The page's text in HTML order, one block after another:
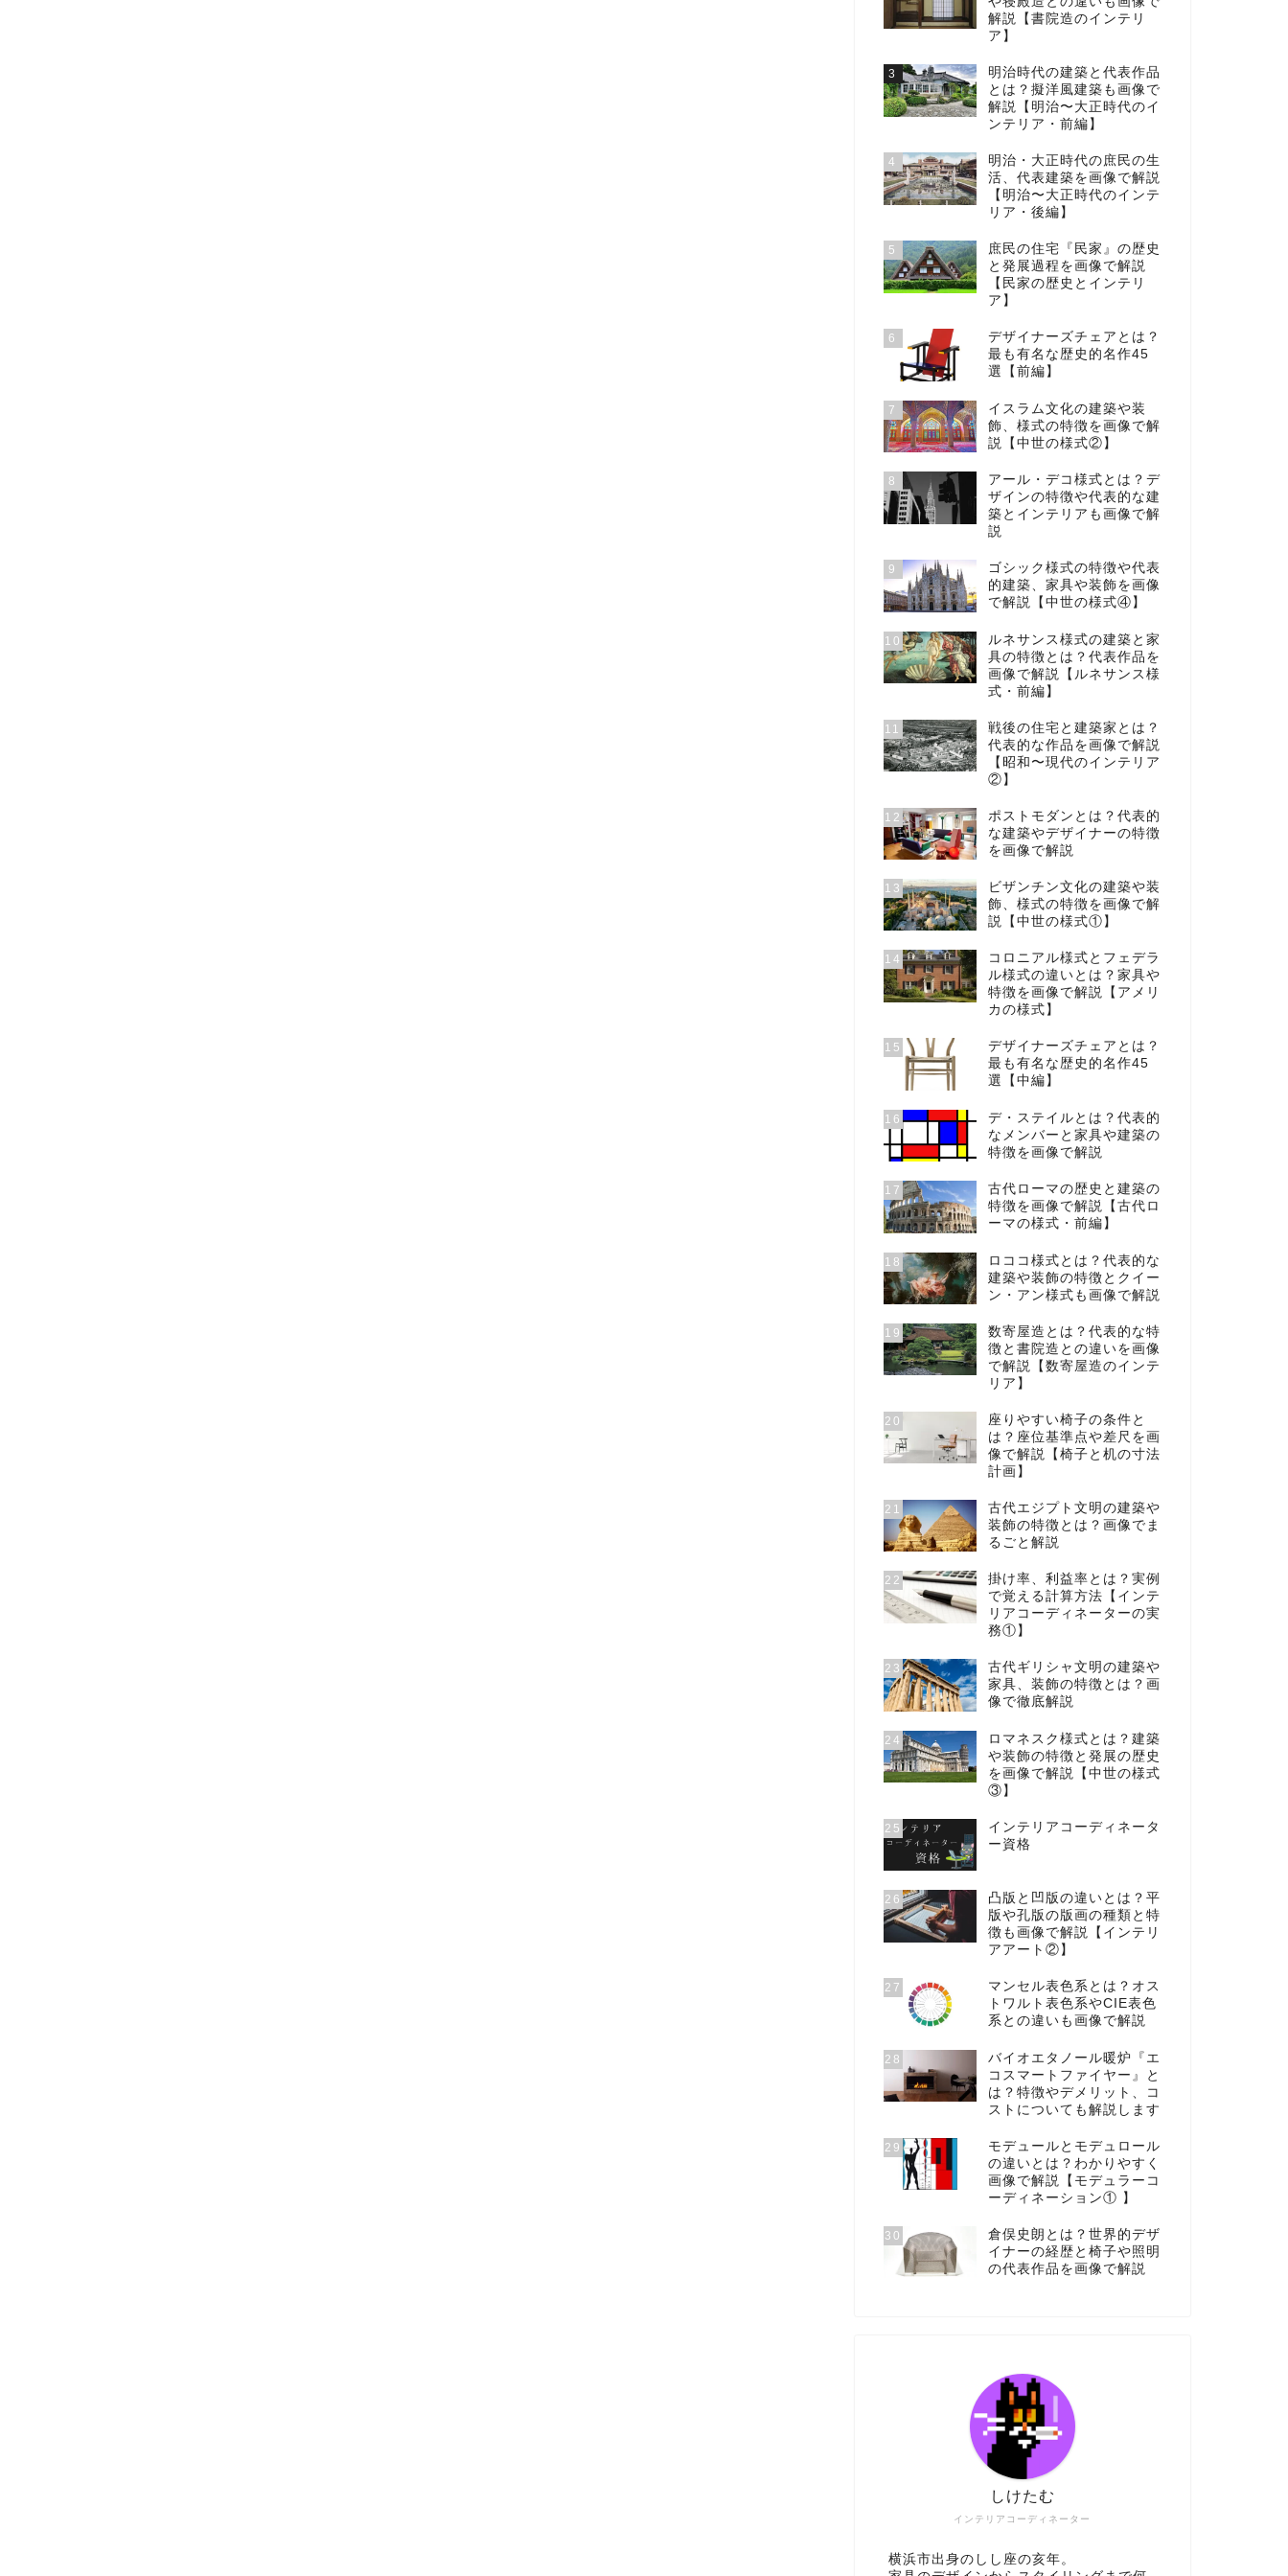
解説【書院造のインテリ
ア】
3
明治時代の建築と代表作品
とは？擬洋風建築も画像で
解説【明治〜大正時代のイ
ンテリア・前編】
4
明治・大正時代の庶民の生
活、代表建築を画像で解説
【明治〜大正時代のインテ
リア・後編】
5
庶民の住宅『民家』の歴史
と発展過程を画像で解説
【民家の歴史とインテリ
ア】
6
デザイナーズチェアとは？
最も有名な歴史的名作45
選【前編】
7
イスラム文化の建築や装
飾、様式の特徴を画像で解
説【中世の様式②】
8
アール・デコ様式とは？デ
ザインの特徴や代表的な建
築とインテリアも画像で解
説
9
ゴシック様式の特徴や代表
的建築、家具や装飾を画像
で解説【中世の様式④】
10
ルネサンス様式の建築と家
具の特徴とは？代表作品を
画像で解説【ルネサンス様
式・前編】
11
戦後の住宅と建築家とは？
代表的な作品を画像で解説
【昭和〜現代のインテリア
②】
12
ポストモダンとは？代表的
な建築やデザイナーの特徴
を画像で解説
13
ビザンチン文化の建築や装
飾、様式の特徴を画像で解
説【中世の様式①】
14
コロニアル様式とフェデラ
ル様式の違いとは？家具や
特徴を画像で解説【アメリ
カの様式】
15
デザイナーズチェアとは？
最も有名な歴史的名作45
選【中編】
16
デ・ステイルとは？代表的
なメンバーと家具や建築の
特徴を画像で解説
17
古代ローマの歴史と建築の
特徴を画像で解説【古代ロ
ーマの様式・前編】
18
ロココ様式とは？代表的な
建築や装飾の特徴とクイー
ン・アン様式も画像で解説
19
数寄屋造とは？代表的な特
徴と書院造との違いを画像
で解説【数寄屋造のインテ
リア】
20
座りやすい椅子の条件と
は？座位基準点や差尺を画
像で解説【椅子と机の寸法
計画】
21
古代エジプト文明の建築や
装飾の特徴とは？画像でま
るごと解説
22
掛け率、利益率とは？実例
で覚える計算方法【インテ
リアコーディネーターの実
務①】
23
古代ギリシャ文明の建築や
家具、装飾の特徴とは？画
像で徹底解説
24
ロマネスク様式とは？建築
や装飾の特徴と発展の歴史
を画像で解説【中世の様式
③】
25
インテリアコーディネータ
ー資格
26
凸版と凹版の違いとは？平
版や孔版の版画の種類と特
徴も画像で解説【インテリ
アアート②】
27
マンセル表色系とは？オス
トワルト表色系やCIE表色
系との違いも画像で解説
28
バイオエタノール暖炉『エ
コスマートファイヤー』と
は？特徴やデメリット、コ
ストについても解説します
29
モデュールとモデュロール
の違いとは？わかりやすく
画像で解説【モデュラーコ
ーディネーション① 】
30
倉俣史朗とは？世界的デザ
イナーの経歴と椅子や照明
の代表作品を画像で解説
インテリアコーディネーター
しけたむ
横浜市出身のしし座の亥年。